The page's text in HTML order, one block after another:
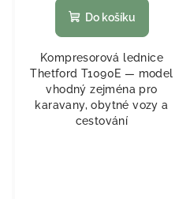
Do košíku
Kompresorová lednice
Thetford T1090E — model
vhodný zejména pro
karavany, obytné vozy a
cestování